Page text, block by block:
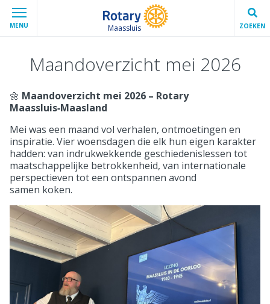
MENU Maassluis ZOEKEN
Maandoverzicht mei 2026
🌼 Maandoverzicht mei 2026 – Rotary
Maassluis‑Maasland
Mei was een maand vol verhalen, ontmoetingen en
inspiratie. Vier woensdagen die elk hun eigen karakter
hadden: van indrukwekkende geschiedenislessen tot
maatschappelijke betrokkenheid, van internationale
perspectieven tot een ontspannen avond
samen koken.